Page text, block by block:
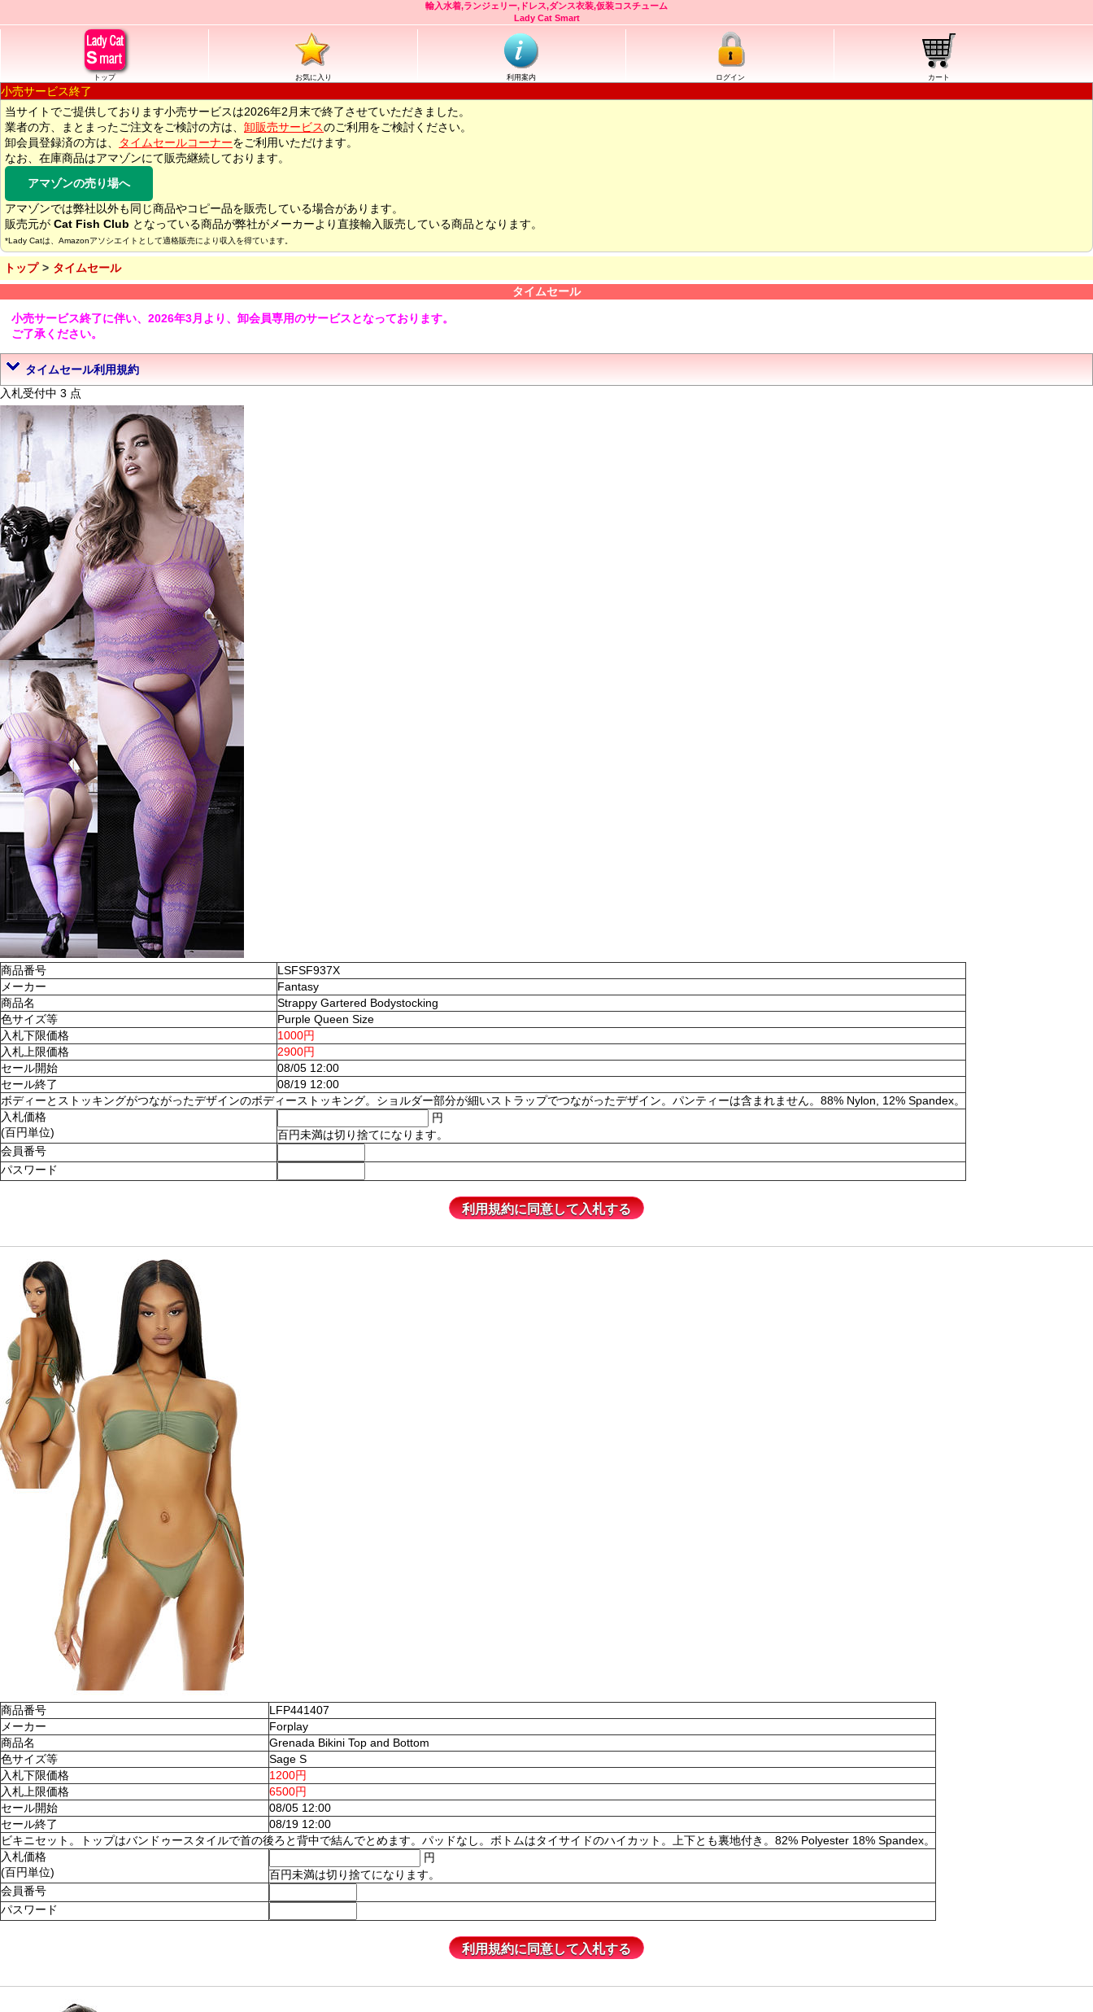
輸入水着,ランジェリー,ドレス,ダンス衣装,仮装コスチューム
Lady Cat Smart
トップ お気に入り 利用案内 ログイン カート
小売サービス終了
当サイトでご提供しております小売サービスは2026年2月末で終了させていただきました。
業者の方、まとまったご注文をご検討の方は、 卸販売サービスのご利用をご検討ください。
卸会員登録済の方は、
タイムセールコーナーをご利用いただけます。
なお、在庫商品はアマゾンにて販売継続しております。
アマゾンの売り場へ
アマゾンでは弊社以外も同じ商品やコピー品を販売している場合があります。
販売元が Cat Fish Club となっている商品が弊社がメーカーより直接輸入販売している商品となります。
*Lady Catは、Amazonアソシエイトとして適格販売により収入を得ています。
トップ
タイムセール
タイムセール
小売サービス終了に伴い、2026年3月より、卸会員専用のサービスとなっております。
ご了承ください。
タイムセール利用規約
入札受付中 3 点
商品番号
LSFSF937X
メーカー
Fantasy
商品名
Strappy Gartered Bodystocking
色サイズ等
Purple Queen Size
入札下限価格
1000円
入札上限価格
2900円
セール開始
08/05 12:00
セール終了
08/19 12:00
ボディーとストッキングがつながったデザインのボディーストッキング。ショルダー部分が細いストラップでつながったデザイン。パンティーは含まれません。88% Nylon, 12% Spandex。
入札価格
(百円単位)
円
百円未満は切り捨てになります。
会員番号
パスワード
商品番号
LFP441407
メーカー
Forplay
商品名
Grenada Bikini Top and Bottom
色サイズ等
Sage S
入札下限価格
1200円
入札上限価格
6500円
セール開始
08/05 12:00
セール終了
08/19 12:00
ビキニセット。トップはバンドゥースタイルで首の後ろと背中で結んでとめます。パッドなし。ボトムはタイサイドのハイカット。上下とも裏地付き。82% Polyester 18% Spandex。
入札価格
(百円単位)
円
百円未満は切り捨てになります。
会員番号
パスワード